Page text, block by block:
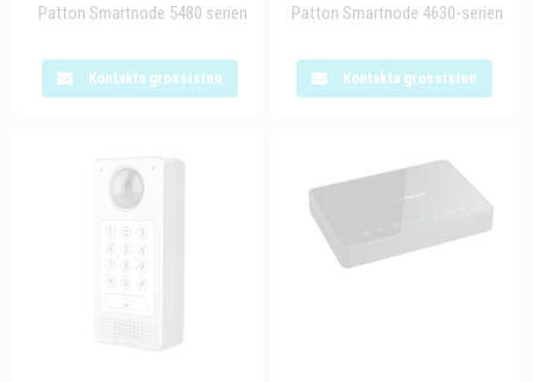
Patton Smartnode 5480 serien
Kontakta grossisten
Patton Smartnode 4630-serien
Kontakta grossisten